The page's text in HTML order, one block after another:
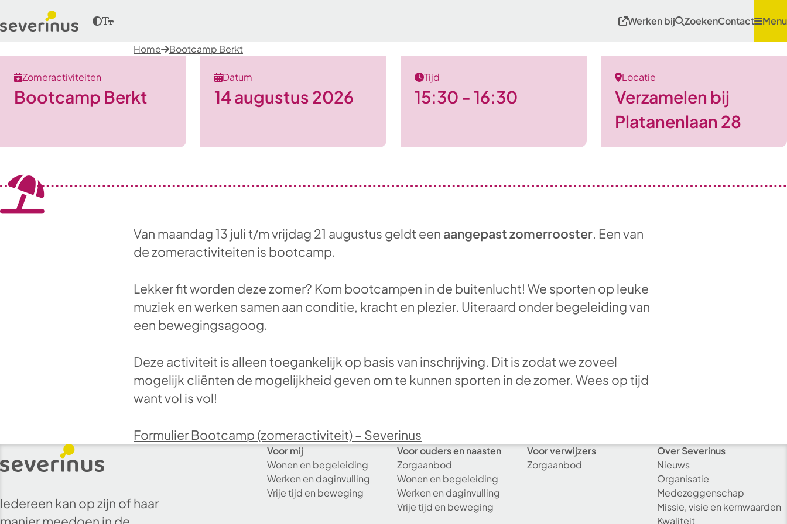
Werken bij ZoekenContact Menu
Home Bootcamp Berkt
Zomeractiviteiten
Bootcamp Berkt
Datum
14 augustus 2026
Tijd
15:30 - 16:30
Locatie
Verzamelen bij
Platanenlaan 28
Van maandag 13 juli t/m vrijdag 21 augustus geldt een aangepast zomerrooster. Een van
de zomeractiviteiten is bootcamp.
Lekker fit worden deze zomer? Kom bootcampen in de buitenlucht! We sporten op leuke
muziek en werken samen aan conditie, kracht en plezier. Uiteraard onder begeleiding van
een bewegingsagoog.
Deze activiteit is alleen toegankelijk op basis van inschrijving. Dit is zodat we zoveel
mogelijk cliënten de mogelijkheid geven om te kunnen sporten in de zomer. Wees op tijd
want vol is vol!
Formulier Bootcamp (zomeractiviteit) – Severinus
Iedereen kan op zijn of haar
Voor mij
Wonen en begeleiding
Werken en daginvulling
Vrije tijd en beweging
Voor ouders en naasten
Zorgaanbod
Wonen en begeleiding
Werken en daginvulling
Vrije tijd en beweging
Voor verwijzers
Zorgaanbod
Over Severinus
Nieuws
Organisatie
Medezeggenschap
Missie, visie en kernwaarden
Kwaliteit